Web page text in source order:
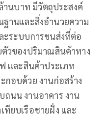
านบาท มีวัตถุประสงค์
ฐานและสิ่งอำนวยความ
ะระบบการขนส่งที่ต่อ
ตัวของปริมาณสินค้าทาง
และสินค้าประเภท
กอบด้วย งานก่อสร้าง
นน งานอาคาร งาน
ยบเรือชายฝั่ง และ